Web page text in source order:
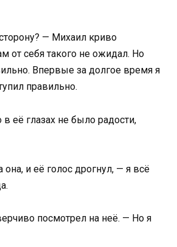
— Михаил криво
от себя такого не ожидал. Но
Впервые за долгое время я
правильно.
её глазах не было радости,
и её голос дрогнул, — я всё
посмотрел на неё. — Но я